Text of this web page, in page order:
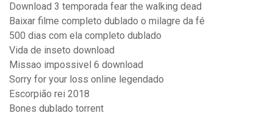
Download 3 temporada fear the walking dead
Baixar filme completo dublado o milagre da fé
500 dias com ela completo dublado
Vida de inseto download
Missao impossivel 6 download
Sorry for your loss online legendado
Escorpião rei 2018
Bones dublado torrent